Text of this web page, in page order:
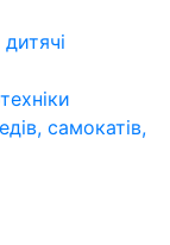
самокатів,